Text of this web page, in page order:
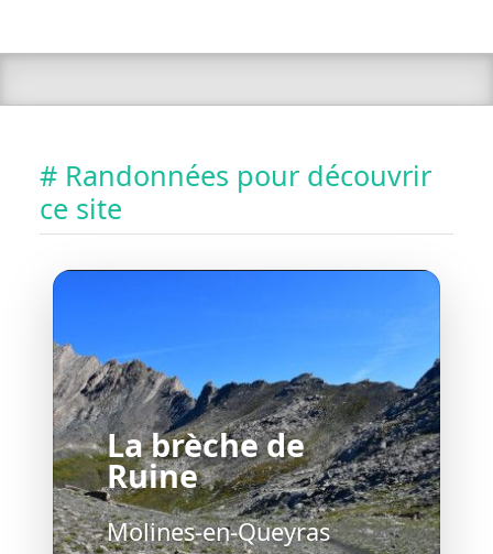
# Randonnées pour découvrir
ce site
La brèche de
Ruine
Molines-en-Queyras